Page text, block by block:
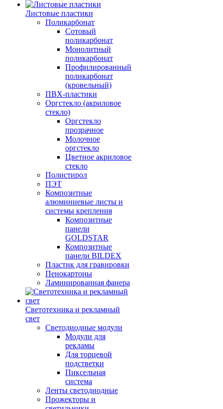
Листовые пластики
Поликарбонат
Сотовый
поликарбонат
Монолитный
поликарбонат
Профилированный
поликарбонат
(кровельный)
ПВХ-пластики
Оргстекло (акриловое
стекло)
Оргстекло
прозрачное
Молочное
оргстекло
Цветное акриловое
стекло
Полистирол
ПЭТ
Композитные
алюминиевые листы и
системы крепления
Композитные
панели
GOLDSTAR
Композитные
панели BILDEX
Пластик для гравировки
Пенокартоны
Ламинированная фанера
Светотехника и рекламный
свет
Светодиодные модули
Модули для
рекламы
Для торцевой
подстветки
Пиксельная
система
Ленты светодиодные
Прожекторы и